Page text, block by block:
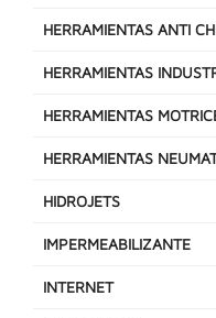
HERRAMIENTAS ANTI
HERRAMIENTAS
HERRAMIENTAS
HERRAMIENTAS
HIDROJETS
IMPERMEABILIZANTE
INTERNET